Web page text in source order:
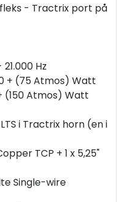
- Tractrix port på
Hz
+ (75 Atmos) Watt
(150 Atmos) Watt
i Tractrix horn (en i
TCP + 1 x 5,25"
Single-wire